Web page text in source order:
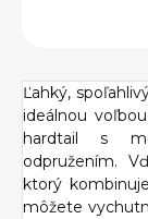
Ľahký,
ideálnou
hardtail s
odpružením.
ktorý
môžete